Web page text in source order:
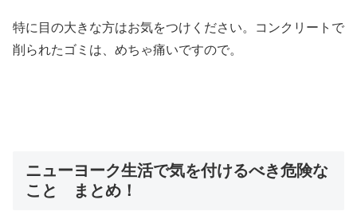
特に目の大きな方はお気をつけください。コンクリートで
削られたゴミは、めちゃ痛いですので。
ニューヨーク生活で気を付けるべき危険な
こと まとめ！